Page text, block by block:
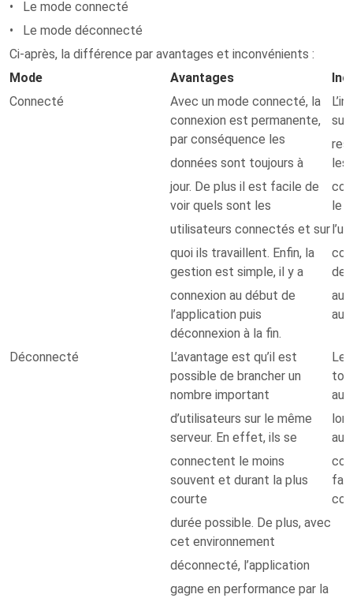
• Le mode connecté
• Le mode déconnecté
Ci-après, la différence par avantages et inconvénients :
Mode
Avantages
Connecté
Avec un mode connecté, la
connexion est permanente,
par conséquence les
données sont toujours à
jour. De plus il est facile de
voir quels sont les
utilisateurs connectés et sur
quoi ils travaillent. Enfin, la
gestion est simple, il y a
connexion au début de
l’application puis
déconnexion à la fin.
les
le
de
au
Déconnecté
L’avantage est qu’il est
possible de brancher un
nombre important
d’utilisateurs sur le même
serveur. En effet, ils se
connectent le moins
souvent et durant la plus
courte
durée possible. De plus, avec
cet environnement
déconnecté, l’application
gagne en performance par la